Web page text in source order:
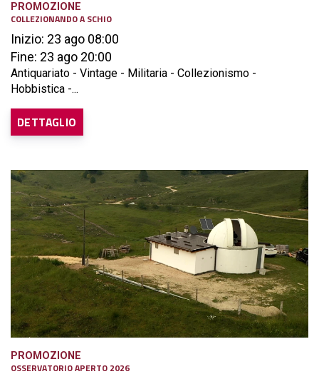
PROMOZIONE
COLLEZIONANDO A SCHIO
Inizio: 23 ago 08:00
Fine: 23 ago 20:00
Antiquariato - Vintage - Militaria - Collezionismo -
Hobbistica -...
DETTAGLIO
PROMOZIONE
OSSERVATORIO APERTO 2026